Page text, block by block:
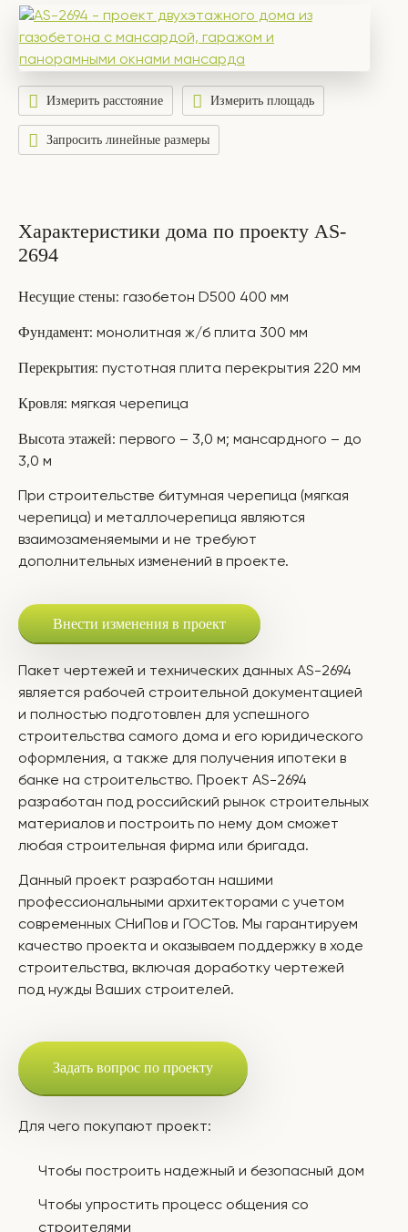
Измерить расстояние Измерить площадь
Запросить линейные размеры
Характеристики дома по проекту AS-
2694
Несущие стены: газобетон D500 400 мм
Фундамент: монолитная ж/б плита 300 мм
Перекрытия: пустотная плита перекрытия 220 мм
Кровля: мягкая черепица
Высота этажей: первого – 3,0 м; мансардного – до
3,0 м
При строительстве битумная черепица (мягкая
черепица) и металлочерепица являются
взаимозаменяемыми и не требуют
дополнительных изменений в проекте.
Внести изменения в проект
Пакет чертежей и технических данных AS-2694
является рабочей строительной документацией
и полностью подготовлен для успешного
строительства самого дома и его юридического
оформления, а также для получения ипотеки в
банке на строительство. Проект AS-2694
разработан под российский рынок строительных
материалов и построить по нему дом сможет
любая строительная фирма или бригада.
Данный проект разработан нашими
профессиональными архитекторами с учетом
современных СНиПов и ГОСТов. Мы гарантируем
качество проекта и оказываем поддержку в ходе
строительства, включая доработку чертежей
под нужды Ваших строителей.
Задать вопрос по проекту
Для чего покупают проект:
Чтобы построить надежный и безопасный дом
Чтобы упростить процесс общения со
строителями